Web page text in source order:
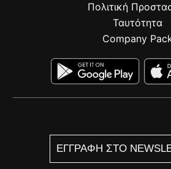
ΕΓΓΡΑΦΗ ΣΤΟ
Πολιτική
Ταυτότητα
Company